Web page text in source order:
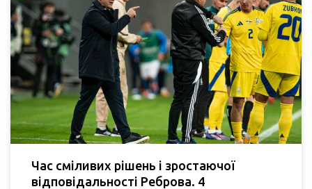
Час сміливих рішень і зростаючої
відповідальності Реброва. 4